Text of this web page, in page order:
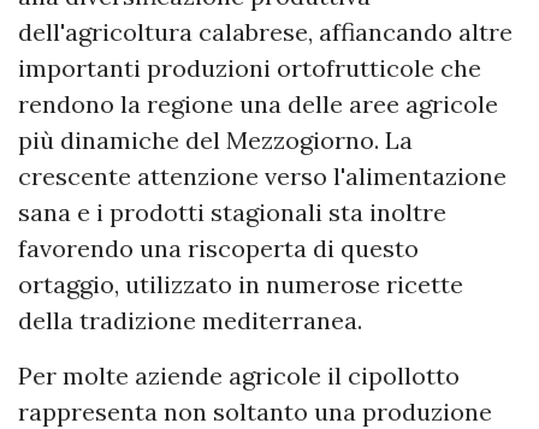
dell'agricoltura calabrese, affiancando altre
importanti produzioni ortofrutticole che
rendono la regione una delle aree agricole
più dinamiche del Mezzogiorno. La
crescente attenzione verso l'alimentazione
sana e i prodotti stagionali sta inoltre
favorendo una riscoperta di questo
ortaggio, utilizzato in numerose ricette
della tradizione mediterranea.
Per molte aziende agricole il cipollotto
rappresenta non soltanto una produzione